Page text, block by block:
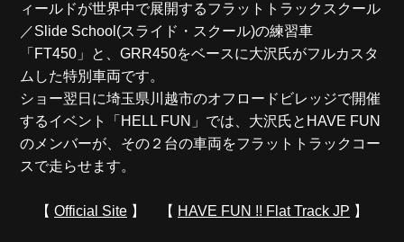
ィールドが世界中で展開するフラットトラックスクール
／Slide School(スライド・スクール)の練習車
「FT450」と、GRR450をベースに大沢氏がフルカスタ
ムした特別車両です。
ショー翌日に埼玉県川越市のオフロードビレッジで開催
するイベント「HELL FUN」では、大沢氏とHAVE FUN
のメンバーが、その２台の車両をフラットトラックコー
スで走らせます。
【 Official Site 】 【 HAVE FUN !! Flat Track JP 】